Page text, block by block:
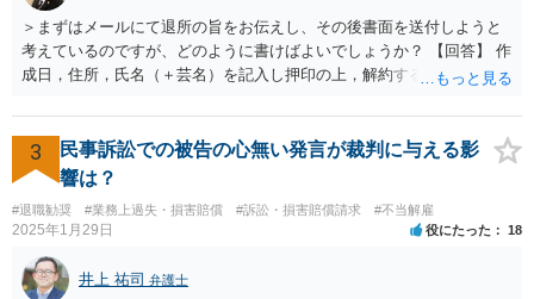
＞まずはメールにて退所の旨をお伝えし、その後書面を送付しようと
考えているのですが、どのように書けばよいでしょうか？ 【回答】 作
成日，住所，氏名（＋芸名）を記入し押印の上，解約する旨を伝える
ようなことはありますでしょうか？ 【回答】 特にないと思われます
が，仮に請求された場合はそれが「損害」に該当するのか検討するこ
とになります。 ＞また、事務所をやめる際、「退所後しばらく芸能活
動禁止」「活動するなら名前を変える」ことを事務所側から要求され
たという事例を聞いたことがあります。所属する際にいただいた契約
書にはそのようなことは書いていないのですが、仮にこれらを要求さ
れた場合には断ることは可能なのでしょうか？ 【回答】 契約書に記載
がないのであれば，断ることができる可能性があります。 もし上記の
3
民事訴訟での被告の心無い発言が裁判に与える影
響は？
#退職勧奨 #業務上過失・損害賠償 #訴訟・損害賠償請求 #不当解雇
2025年1月29日 役にたった 18
井上 祐司 弁護士